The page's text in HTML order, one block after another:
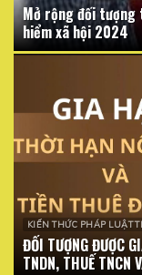
Mở rộng đối tượng
hiểm xã hội 2024
KIẾN THỨC PHÁP LUẬT
ĐỐI TƯỢNG ĐƯỢC
TNDN, THUẾ